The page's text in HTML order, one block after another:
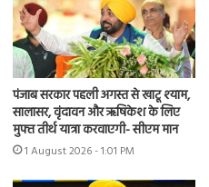
पंजाब सरकार पहली अगस्त से खाटू श्याम,
सालासर, वृंदावन और ऋषिकेश के लिए
मुफ्त तीर्थ यात्रा करवाएगी- सीएम मान
1 August 2026 - 1:01 PM